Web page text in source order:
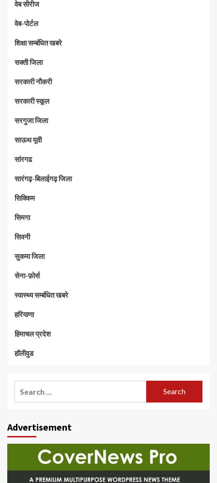
वेब सीरीज
वेब-पोर्टल
शिक्षा सम्बंधित खबरे
सक्ती जिला
सरकारी नौकरी
सरकारी स्कूल
सरगुजा जिला
साऊथ मूवी
सांरगढ
सारंगढ़-बिलाईगढ़ जिला
सिक्किम
सिमगा
सिवनी
सुकमा जिला
सेना-फ़ोर्स
स्वास्थ्य सम्बंधित खबरे
हरियाणा
हिमाचल प्रदेश
हॉलीवुड
Advertisement